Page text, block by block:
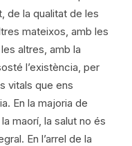
de la qualitat de les
mateixos, amb les
altres, amb la
l’existència, per
vitals que ens
En la majoria de
maorí, la salut no és
En l’arrel de la